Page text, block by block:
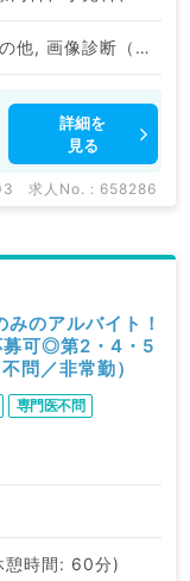
一般外来, 一般外来, その他, 画像診断（一次読影）, 病棟管理, 一般健診・人間ドック, 専門外来
詳細を
見る
求人No. : 658286
みのアルバイト！
募可◎第2・4・5
問／非常勤）
専門医不問
時間: 60分)